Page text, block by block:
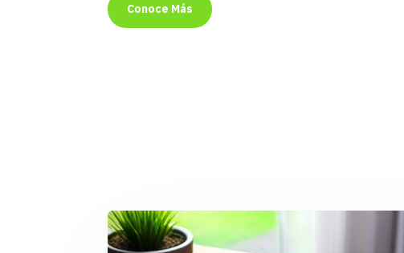
Conoce Más